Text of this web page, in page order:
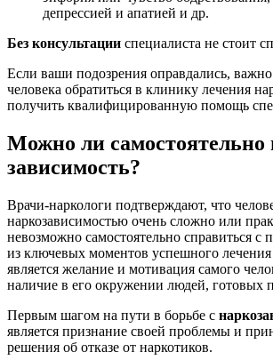
депрессией и апатией и др.
Без консультации специалиста не стоит
Если ваши подозрения оправдались,
человека обратиться в клинику лечения
получить квалифицированную помощь
Можно ли самостоятельно
зависимость?
Врачи-наркологи подтверждают, что
наркозависимостью очень сложно или
невозможно самостоятельно справиться
из ключевых моментов успешного лечения
является желание и мотивация самого
наличие в его окружении людей, готовых
Первым шагом на пути в борьбе с
является признание своей проблемы и
решения об отказе от наркотиков.